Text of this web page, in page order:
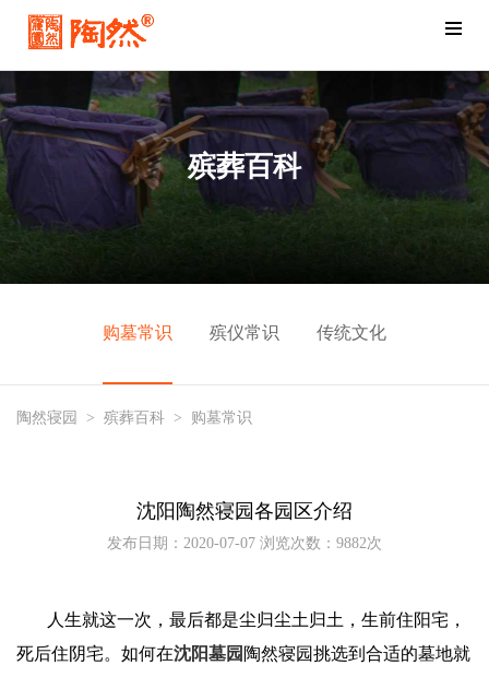
殡葬百科
购墓常识 殡仪常识 传统文化
陶然寝园 > 殡葬百科 > 购墓常识
沈阳陶然寝园各园区介绍
发布日期：2020-07-07 浏览次数：9882次
人生就这一次，最后都是尘归尘土归土，生前住阳宅，
死后住阴宅。如何在沈阳墓园 陶然寝园挑选到合适的墓地就